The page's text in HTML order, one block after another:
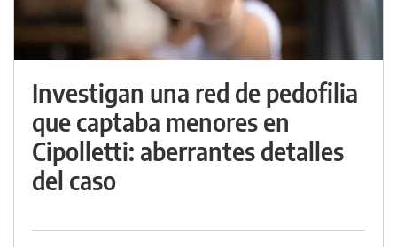
Investigan una red de pedofilia
que captaba menores en
Cipolletti: aberrantes detalles
del caso